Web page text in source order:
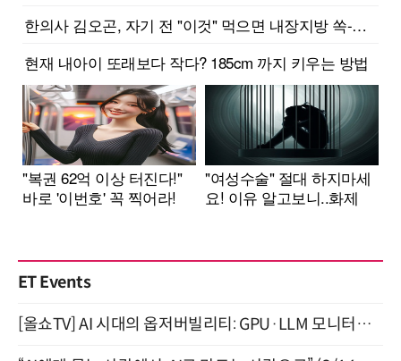
ET Events
[올쇼TV] AI 시대의 옵저버빌리티: GPU·LLM 모니터링부터 AI 기반 장애 대응까지 (8/11 생방송)